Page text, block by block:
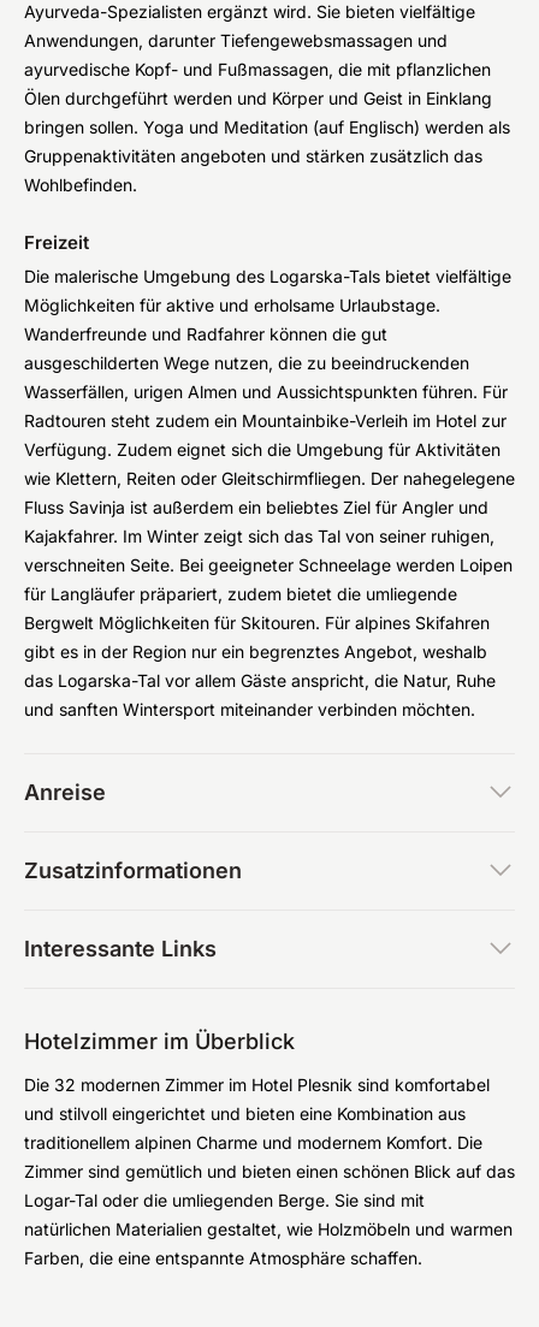
Ayurveda-Spezialisten ergänzt wird. Sie bieten vielfältige
Anwendungen, darunter Tiefengewebsmassagen und
ayurvedische Kopf- und Fußmassagen, die mit pflanzlichen
Ölen durchgeführt werden und Körper und Geist in Einklang
bringen sollen. Yoga und Meditation (auf Englisch) werden als
Gruppenaktivitäten angeboten und stärken zusätzlich das
Wohlbefinden.
Freizeit
Die malerische Umgebung des Logarska-Tals bietet vielfältige
Möglichkeiten für aktive und erholsame Urlaubstage.
Wanderfreunde und Radfahrer können die gut
ausgeschilderten Wege nutzen, die zu beeindruckenden
Wasserfällen, urigen Almen und Aussichtspunkten führen. Für
Radtouren steht zudem ein Mountainbike-Verleih im Hotel zur
Verfügung. Zudem eignet sich die Umgebung für Aktivitäten
wie Klettern, Reiten oder Gleitschirmfliegen. Der nahegelegene
Fluss Savinja ist außerdem ein beliebtes Ziel für Angler und
Kajakfahrer. Im Winter zeigt sich das Tal von seiner ruhigen,
verschneiten Seite. Bei geeigneter Schneelage werden Loipen
für Langläufer präpariert, zudem bietet die umliegende
Bergwelt Möglichkeiten für Skitouren. Für alpines Skifahren
gibt es in der Region nur ein begrenztes Angebot, weshalb
das Logarska-Tal vor allem Gäste anspricht, die Natur, Ruhe
und sanften Wintersport miteinander verbinden möchten.
Anreise
Zusatzinformationen
Interessante Links
Hotelzimmer im Überblick
Die 32 modernen Zimmer im Hotel Plesnik sind komfortabel
und stilvoll eingerichtet und bieten eine Kombination aus
traditionellem alpinen Charme und modernem Komfort. Die
Zimmer sind gemütlich und bieten einen schönen Blick auf das
Logar-Tal oder die umliegenden Berge. Sie sind mit
natürlichen Materialien gestaltet, wie Holzmöbeln und warmen
Farben, die eine entspannte Atmosphäre schaffen.